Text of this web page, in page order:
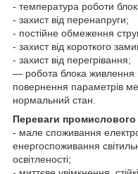
- температура роботи
- захист від перенапруги;
- постійне обмеження
- захист від короткого
- захист від перегрівання;
— робота блока живлення
повернення параметрів
нормальний стан.
Переваги промислового
- мале споживання
енергоспоживання
освітленості;